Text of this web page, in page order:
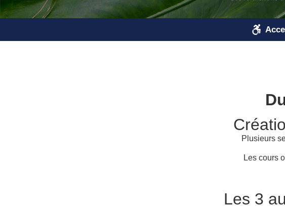
Plusieurs
Les cours
Les 3